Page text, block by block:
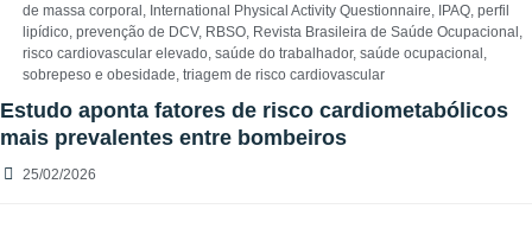
de massa corporal , International Physical Activity Questionnaire, IPAQ, perfil
lipídico, prevenção de DCV, RBSO, Revista Brasileira de Saúde Ocupacional ,
risco cardiovascular elevado, saúde do trabalhador, saúde ocupacional ,
sobrepeso e obesidade, triagem de risco cardiovascular
Estudo aponta fatores de risco cardiometabólicos
mais prevalentes entre bombeiros
25/02/2026